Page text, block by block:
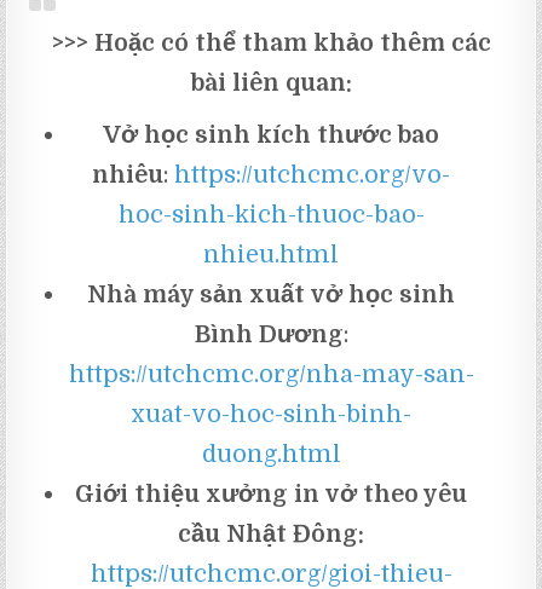
>>> Hoặc có thể tham khảo thêm các
bài liên quan:
Vở học sinh kích thước bao
nhiêu: https://utchcmc.org/vo-
hoc-sinh-kich-thuoc-bao-
nhieu.html
Nhà máy sản xuất vở học sinh
Bình Dương:
https://utchcmc.org/nha-may-san-
xuat-vo-hoc-sinh-binh-
duong.html
Giới thiệu xưởng in vở theo yêu
cầu Nhật Đông:
https://utchcmc.org/gioi-thieu-